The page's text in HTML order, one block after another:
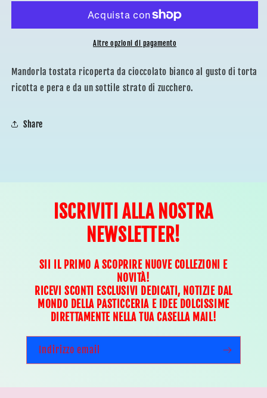
NUANCE
MAXTRIS
NUANCE
PEA
Altre opzioni di pagamento
Mandorla tostata ricoperta da cioccolato bianco al gusto di torta
ricotta e pera e da un sottile strato di zucchero.
Share
ISCRIVITI ALLA NOSTRA
NEWSLETTER!
SII IL PRIMO A SCOPRIRE NUOVE COLLEZIONI E
NOVITÀ!
RICEVI SCONTI ESCLUSIVI DEDICATI, NOTIZIE DAL
MONDO DELLA PASTICCERIA E IDEE DOLCISSIME
DIRETTAMENTE NELLA TUA CASELLA MAIL!
Indirizzo email